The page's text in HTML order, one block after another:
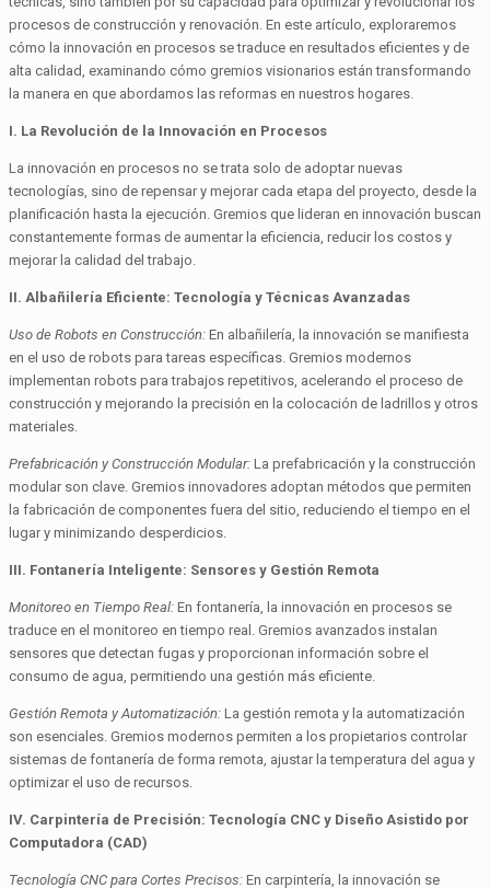
procesos de construcción y renovación. En este artículo, exploraremos
cómo la innovación en procesos se traduce en resultados eficientes y de
alta calidad, examinando cómo gremios visionarios están transformando
la manera en que abordamos las reformas en nuestros hogares.
I. La Revolución de la Innovación en Procesos
La innovación en procesos no se trata solo de adoptar nuevas
tecnologías, sino de repensar y mejorar cada etapa del proyecto, desde la
planificación hasta la ejecución. Gremios que lideran en innovación buscan
constantemente formas de aumentar la eficiencia, reducir los costos y
mejorar la calidad del trabajo.
II. Albañilería Eficiente: Tecnología y Técnicas Avanzadas
Uso de Robots en Construcción: En albañilería, la innovación se manifiesta
en el uso de robots para tareas específicas. Gremios modernos
implementan robots para trabajos repetitivos, acelerando el proceso de
construcción y mejorando la precisión en la colocación de ladrillos y otros
materiales.
Prefabricación y Construcción Modular: La prefabricación y la construcción
modular son clave. Gremios innovadores adoptan métodos que permiten
la fabricación de componentes fuera del sitio, reduciendo el tiempo en el
lugar y minimizando desperdicios.
III. Fontanería Inteligente: Sensores y Gestión Remota
Monitoreo en Tiempo Real: En fontanería, la innovación en procesos se
traduce en el monitoreo en tiempo real. Gremios avanzados instalan
sensores que detectan fugas y proporcionan información sobre el
consumo de agua, permitiendo una gestión más eficiente.
Gestión Remota y Automatización: La gestión remota y la automatización
son esenciales. Gremios modernos permiten a los propietarios controlar
sistemas de fontanería de forma remota, ajustar la temperatura del agua y
optimizar el uso de recursos.
IV. Carpintería de Precisión: Tecnología CNC y Diseño Asistido por
Computadora (CAD)
Tecnología CNC para Cortes Precisos: En carpintería, la innovación se